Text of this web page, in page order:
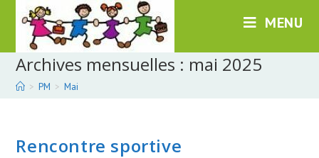
content
MENU
Archives mensuelles : mai 2025
> PM > Mai
Rencontre sportive